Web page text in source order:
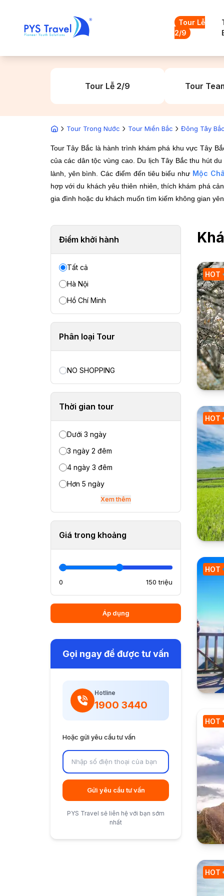
Tour Lễ
2/9
Tour Lễ 2/9 Tour
Tour Trong Nước Tour Miền Bắc Đông Tây
Tour Tây Bắc là hành trình khám phá khu vực Tây
của các dân tộc vùng cao. Du lịch Tây Bắc thu hút
lành, yên bình. Các điểm đến tiêu biểu như Mộc
hợp với du khách yêu thiên nhiên, thích khám phá
gia đình hoặc du khách muốn tìm kiếm không gian
Điểm khởi hành
Tất cả
Hà Nội
Hồ Chí Minh
Phân loại Tour
NO SHOPPING
Thời gian tour
Dưới 3 ngày
3 ngày 2 đêm
4 ngày 3 đêm
Hơn 5 ngày
Xem thêm
Giá trong khoảng
0 150 triệu
Áp dụng
Gọi ngay để được tư vấn
Hotline
1900 3440
Hoặc gửi yêu cầu tư vấn
Gửi yêu cầu tư vấn
PYS Travel sẽ liên hệ với bạn sớm
nhất
HOT
HOT
HOT
HOT
HOT